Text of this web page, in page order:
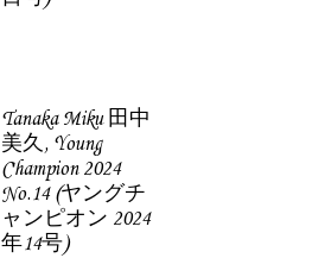
Tanaka Miku 田中
美久, Young
Champion 2024
No.14 (ヤングチ
ャンピオン 2024
年14号)